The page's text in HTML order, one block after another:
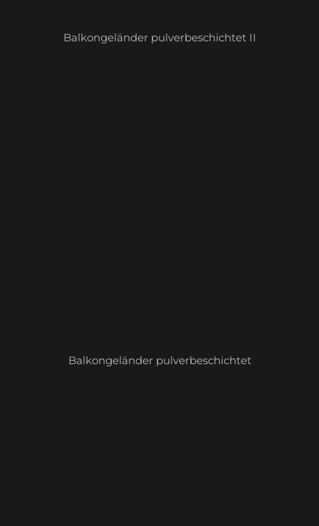
Balkongeländer pulverbeschichtet II
Balkongeländer pulverbeschichtet